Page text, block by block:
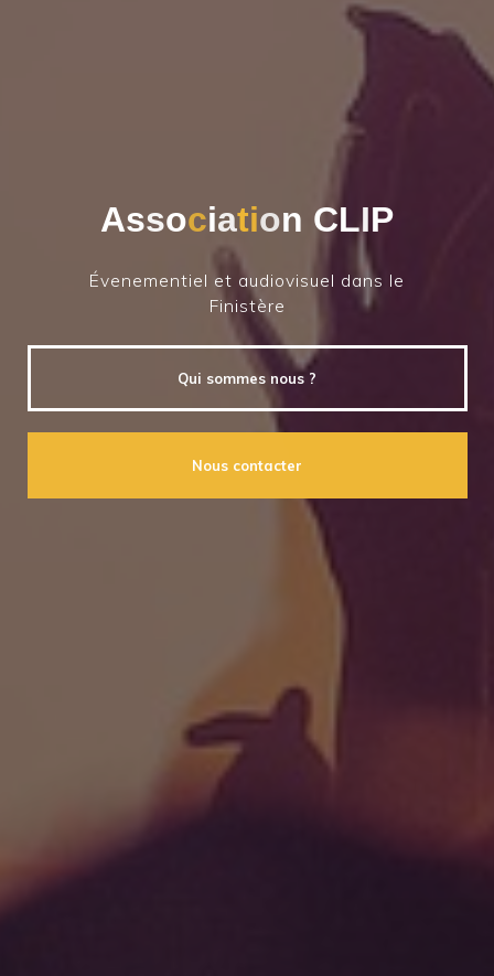
Association CLIP
Évenementiel et audiovisuel dans le
Finistère
Qui sommes nous ?
Nous contacter